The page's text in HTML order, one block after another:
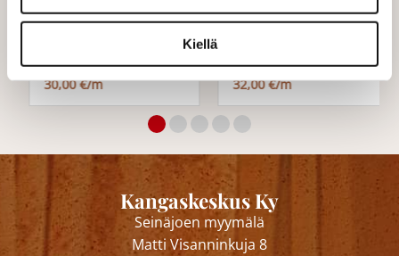
Kiellä
Kulta 280
30,00 €/m
Samettikevät sininen
32,00 €/m
Kangaskeskus Ky
Seinäjoen myymälä
Matti Visanninkuja 8